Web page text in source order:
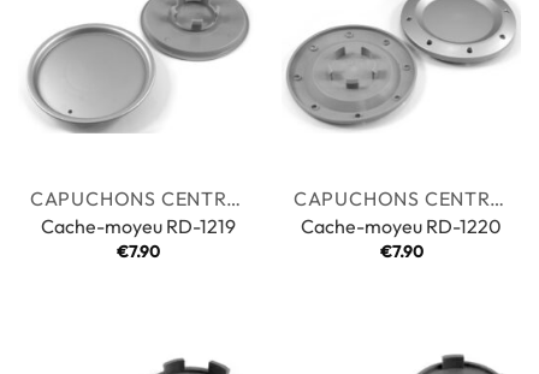
CAPUCHONS CENTRAUX
Cache-moyeu RD-1219
€7.90
CAPUCHONS CENTRAUX
Cache-moyeu RD-1220
€7.90